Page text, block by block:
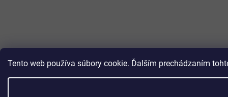
Tento web používa súbory cookie. Ďalším prechádzaním